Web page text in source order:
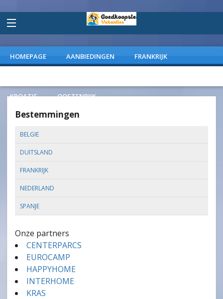
HOMEPAGE AANBIEDINGEN FRANKRIJK
KROATIE OOSTENRIJK
Bestemmingen
BELGIE
DUITSLAND
FRANKRIJK
NEDERLAND
SPANJE
Onze partners
CENTERPARCS
EUROCAMP
HAPPYHOME
INTERHOME
KRAS